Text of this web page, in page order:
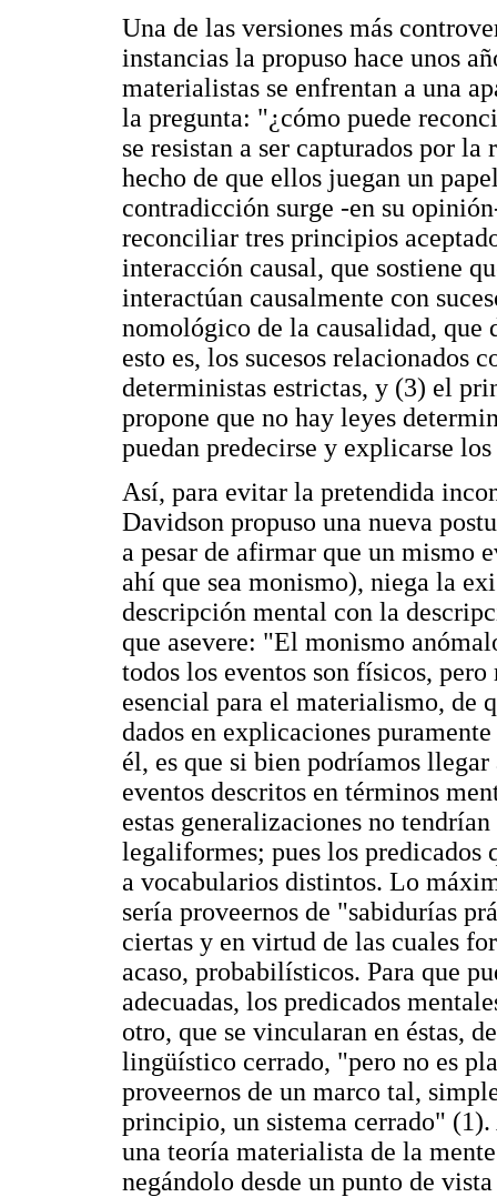
Una de las versiones más
instancias la propuso hace unos
materialistas se enfrentan a una
la pregunta: "¿cómo puede
se resistan a ser capturados por
hecho de que ellos juegan un
contradicción surge -en su
reconciliar tres principios
interacción causal, que sostiene
interactúan causalmente con
nomológico de la causalidad, que
esto es, los sucesos relacionados
deterministas estrictas, y (3) el
propone que no hay leyes
puedan predecirse y explicarse los
Así, para evitar la pretendida
Davidson propuso una nueva
a pesar de afirmar que un mismo
ahí que sea monismo), niega la
descripción mental con la
que asevere: "El monismo
todos los eventos son físicos,
esencial para el materialismo, de
dados en explicaciones
él, es que si bien podríamos
eventos descritos en términos
estas generalizaciones no
legaliformes; pues los predicados
a vocabularios distintos. Lo
sería proveernos de "sabidurías
ciertas y en virtud de las cuales
acaso, probabilísticos. Para que
adecuadas, los predicados
otro, que se vincularan en éstas,
lingüístico cerrado, "pero no es
proveernos de un marco tal,
principio, un sistema cerrado"
una teoría materialista de la
negándolo desde un punto de